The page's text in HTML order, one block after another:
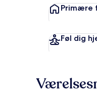
Primære
Føl dig